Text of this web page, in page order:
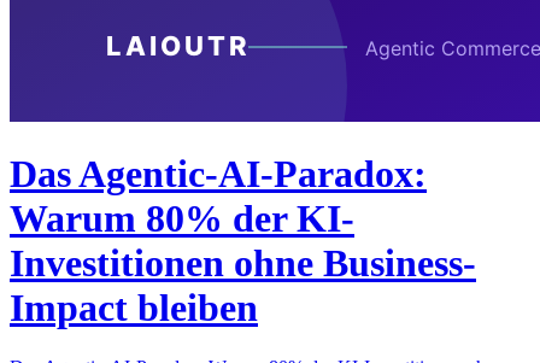
Das Agentic-AI-Paradox:
Warum 80% der KI-
Investitionen ohne Business-
Impact bleiben